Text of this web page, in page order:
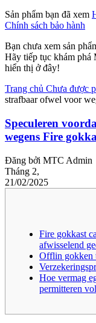
Sản phẩm bạn đã xem
Chính sách bảo hành
Bạn chưa xem sản
Hãy tiếp tục khám phá
hiển thị ở đây!
Trang chủ Chưa được
strafbaar ofwel voor
Speculeren
wegens Fire
Đăng bởi MTC Admin
Tháng 2,
21/02/2025
Fire gokkast
afwisselend
Offlin gokken
Hoe vermag
permitteren